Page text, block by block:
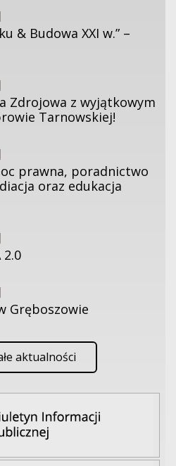
& Budowa XXI w.” –
Zdrojowa z wyjątkowym
Tarnowskiej!
prawna, poradnictwo
oraz edukacja
2.0
Gręboszowie
aktualności